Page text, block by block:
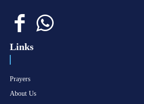
Links
Prayers
About Us